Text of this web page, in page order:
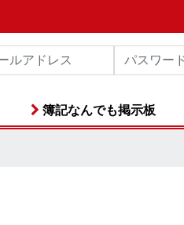
簿記なんでも掲示板